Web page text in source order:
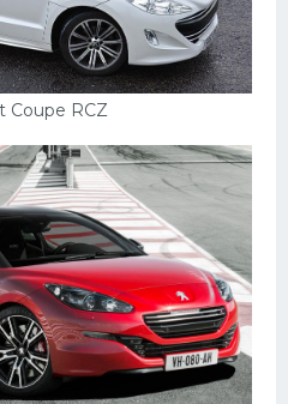
Coupe RCZ